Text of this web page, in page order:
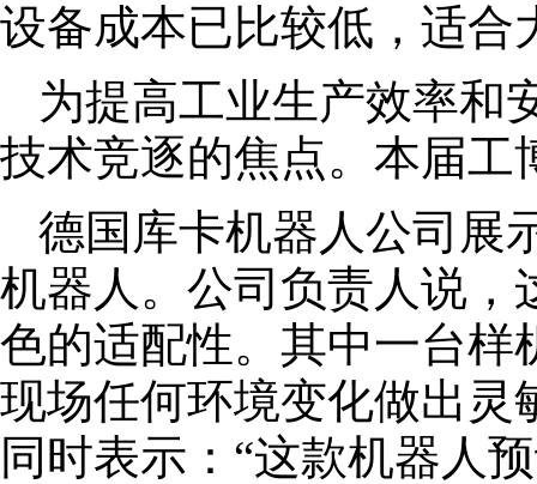
设备成本已比较低，适合
为提高工业生产效率和
技术竞逐的焦点。本届工
德国库卡机器人公司展
机器人。公司负责人说，
色的适配性。其中一台样
现场任何环境变化做出灵
同时表示：“这款机器人